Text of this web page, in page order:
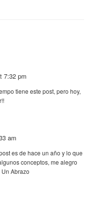
7:32 pm
tiene este post, pero hoy,
am
es de hace un año y lo que
conceptos, me alegro
Abrazo